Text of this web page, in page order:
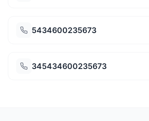
5434600235673
345434600235673